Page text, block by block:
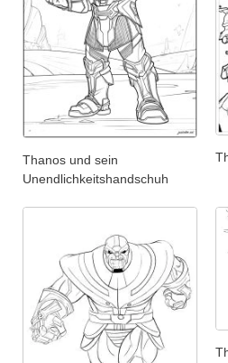
Thanos und sein
Unendlichkeitshandschuh